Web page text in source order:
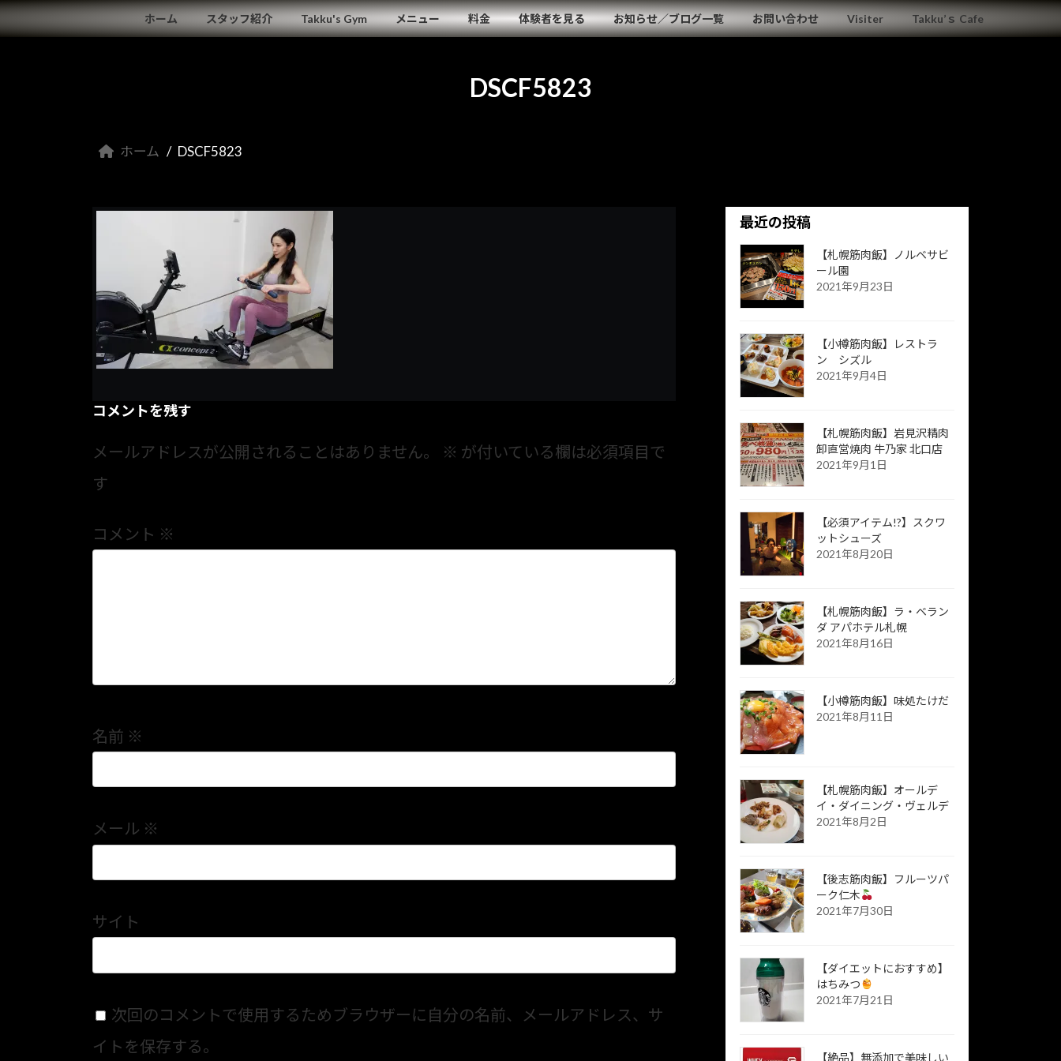
コ
ン
ナ
ビ
ホーム スタッフ紹介 Takku's Gym メニュー 料金 体験者を見る お知らせ／ブログ一覧 お問い合わせ Visiter Takku’ｓ Cafe
DSCF5823
ホーム DSCF5823
コメントを残す
メールアドレスが公開されることはありません。 ※ が付いている欄は必須項目で
す
コメント ※
名前 ※
メール ※
サイト
次回のコメントで使用するためブラウザーに自分の名前、メールアドレス、サ
イトを保存する。
最近の投稿
【札幌筋肉飯】ノルベサビ
ール園
2021年9月23日
【小樽筋肉飯】レストラ
ン シズル
2021年9月4日
【札幌筋肉飯】岩見沢精肉
卸直営焼肉 牛乃家 北口店
2021年9月1日
【必須アイテム!?】スクワ
ットシューズ
2021年8月20日
【札幌筋肉飯】ラ・ベラン
ダ アパホテル札幌
2021年8月16日
【小樽筋肉飯】味処たけだ
2021年8月11日
【札幌筋肉飯】オールデ
イ・ダイニング・ヴェルデ
2021年8月2日
【後志筋肉飯】フルーツパ
ーク仁木
2021年7月30日
【ダイエットにおすすめ】
はちみつ
2021年7月21日
【絶品】無添加で美味しい